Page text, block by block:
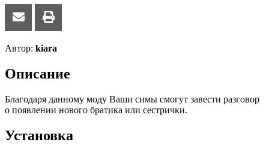
Автор: kiara
Описание
Благодаря данному моду Ваши симы смогут завести разговор
о появлении нового братика или сестрички.
Установка